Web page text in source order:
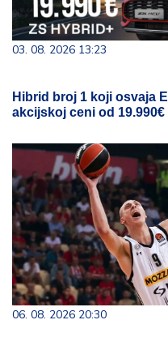
03. 08. 2026 13:23
Hibrid broj 1 koji osvaja
akcijskoj ceni od 19.990€
06. 08. 2026 20:30